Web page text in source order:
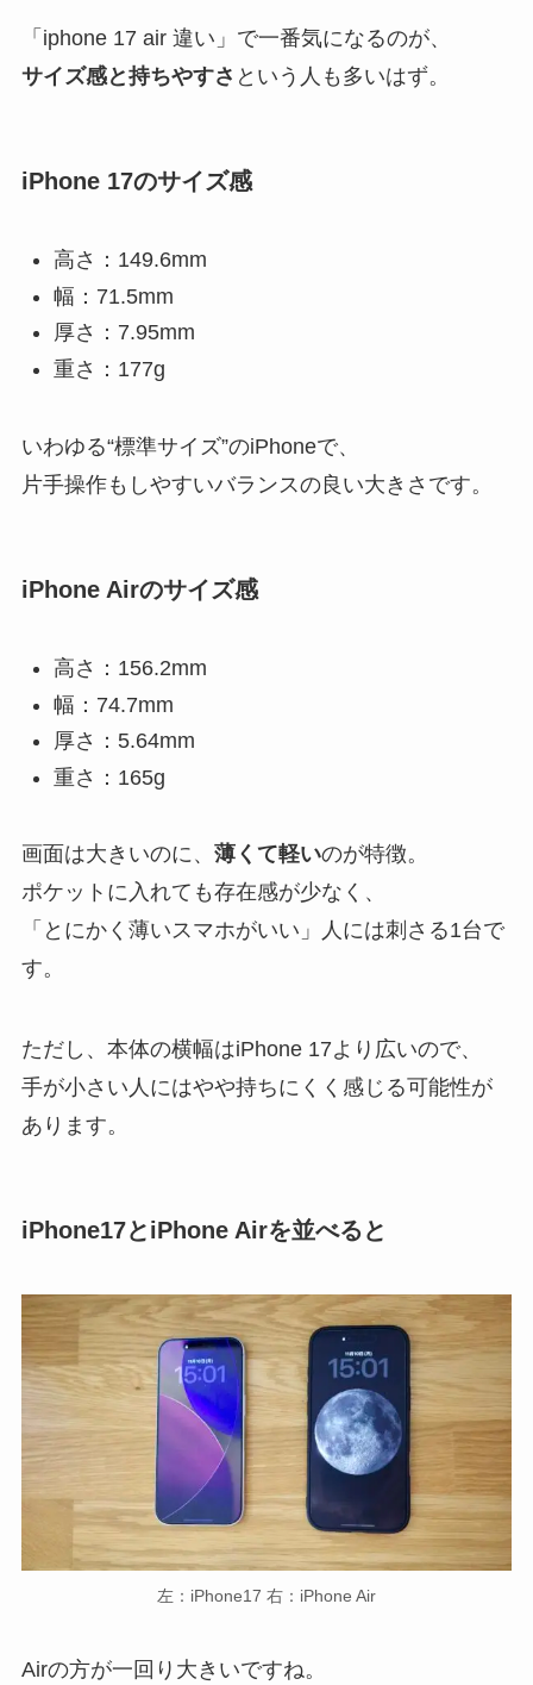
「iphone 17 air 違い」で一番気になるのが、
サイズ感と持ちやすさ という人も多いはず。
iPhone 17のサイズ感
高さ：149.6mm
幅：71.5mm
厚さ：7.95mm
重さ：177g
いわゆる“標準サイズ”のiPhoneで、
片手操作もしやすいバランスの良い大きさです。
iPhone Airのサイズ感
高さ：156.2mm
幅：74.7mm
厚さ：5.64mm
重さ：165g
画面は大きいのに、 薄くて軽いのが特徴。
ポケットに入れても存在感が少なく、
「とにかく薄いスマホがいい」人には刺さる1台で
す。
ただし、本体の横幅はiPhone 17より広いので、
手が小さい人にはやや持ちにくく感じる可能性が
あります。
iPhone17とiPhone Airを並べると
左：iPhone17 右：iPhone Air
Airの方が一回り大きいですね。